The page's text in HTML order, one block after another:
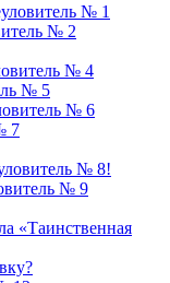
№ 1
№ 2
№ 4
№ 5
№ 6
7
№ 8!
№ 9
«Таинственная